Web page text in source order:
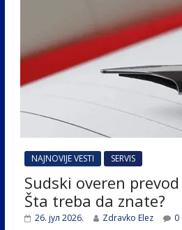
NAJNOVIJE VESTI SERVIS
Sudski overen
Šta treba da znate?
26. јул 2026. Zdravko Elez 0